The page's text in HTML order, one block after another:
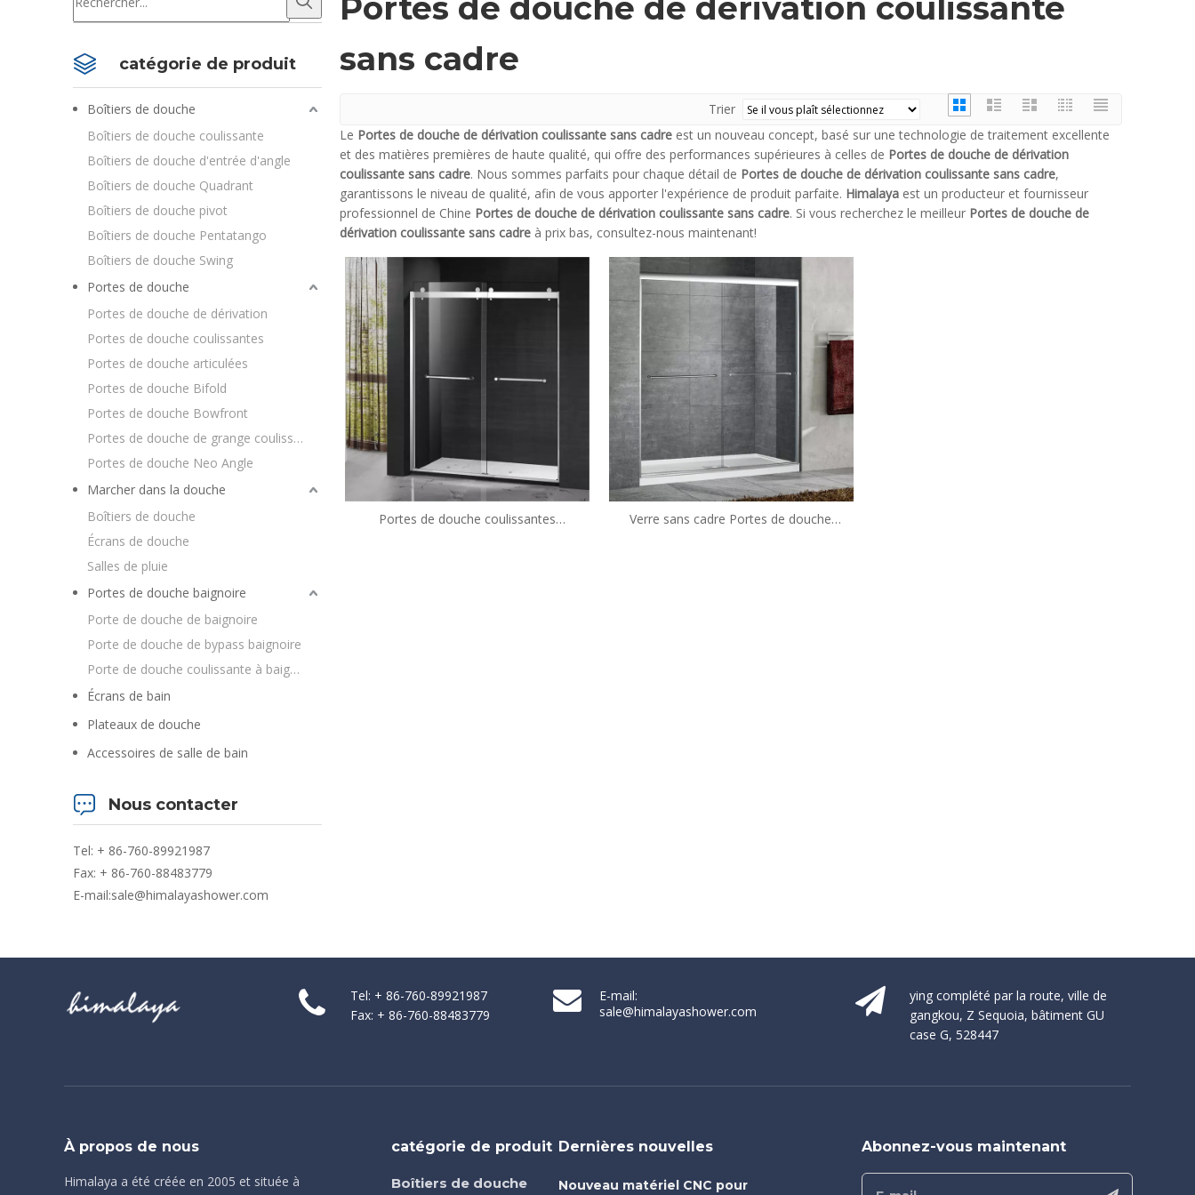
catégorie de produit
Boîtiers de douche
Boîtiers de douche coulissante
Boîtiers de douche d'entrée d'angle
Boîtiers de douche Quadrant
Boîtiers de douche pivot
Boîtiers de douche Pentatango
Boîtiers de douche Swing
Portes de douche
Portes de douche de dérivation
Portes de douche coulissantes
Portes de douche articulées
Portes de douche Bifold
Portes de douche Bowfront
Portes de douche de grange coulissantes
Portes de douche Neo Angle
Marcher dans la douche
Boîtiers de douche
Écrans de douche
Salles de pluie
Portes de douche baignoire
Porte de douche de baignoire
Porte de douche de bypass baignoire
Porte de douche coulissante à baignoire
Écrans de bain
Plateaux de douche
Accessoires de salle de bain
Nous contacter
Tel: + 86-760-89921987
Fax: + 86-760-88483779
E-mail:sale@himalayashower.com
Portes de douche de dérivation coulissante
sans cadre
Trier
Le Portes de douche de dérivation coulissante sans cadre est un nouveau concept, basé sur une technologie de traitement excellente
et des matières premières de haute qualité, qui offre des performances supérieures à celles de Portes de douche de dérivation
coulissante sans cadre. Nous sommes parfaits pour chaque détail de Portes de douche de dérivation coulissante sans cadre,
garantissons le niveau de qualité, afin de vous apporter l'expérience de produit parfaite. Himalaya est un producteur et fournisseur
professionnel de Chine Portes de douche de dérivation coulissante sans cadre. Si vous recherchez le meilleur Portes de douche de
dérivation coulissante sans cadre à prix bas, consultez-nous maintenant!
Portes de douche coulissantes
Verre sans cadre Portes de douche
Tel: + 86-760-89921987
Fax: + 86-760-88483779
E-mail:
sale@himalayashower.com
ying complété par la route, ville de
gangkou, Z Sequoia, bâtiment GU
case G, 528447
À propos de nous
Himalaya a été créée en 2005 et située à
catégorie de produit
Boîtiers de douche
Dernières nouvelles
Nouveau matériel CNC pour
Abonnez-vous maintenant